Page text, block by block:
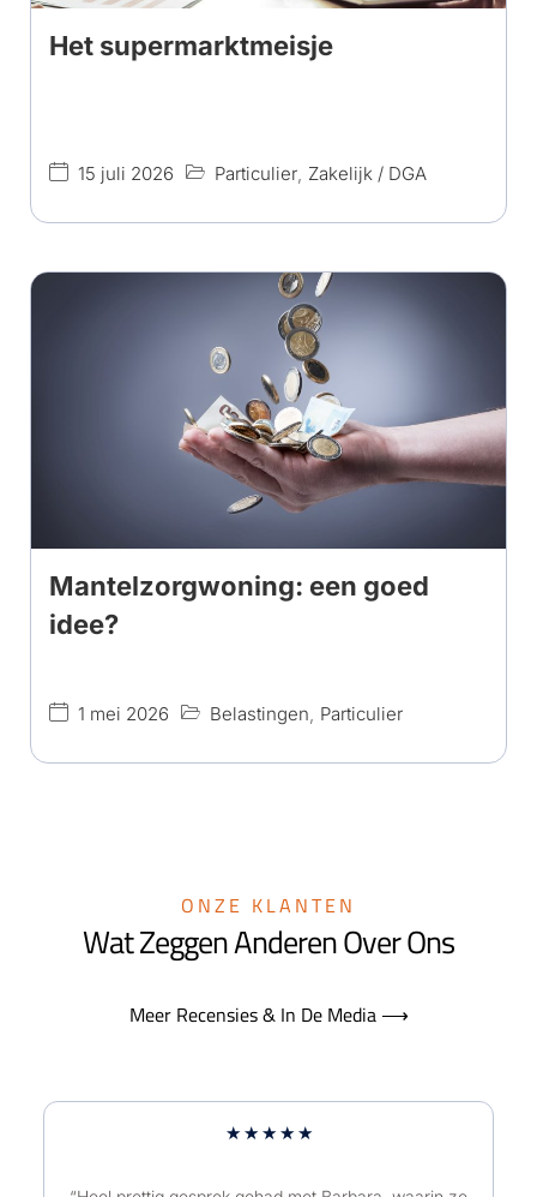
Het supermarktmeisje
15 juli 2026 Particulier, Zakelijk / DGA
Mantelzorgwoning: een goed
idee?
1 mei 2026 Belastingen, Particulier
ONZE KLANTEN
Wat Zeggen Anderen Over Ons
Meer Recensies & In De Media ⟶
★ ★ ★ ★ ★W